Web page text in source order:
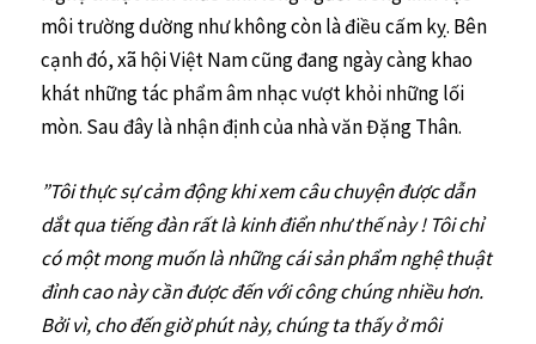
môi trường dường như không còn là điều cấm kỵ. Bên
cạnh đó, xã hội Việt Nam cũng đang ngày càng khao
khát những tác phẩm âm nhạc vượt khỏi những lối
mòn. Sau đây là nhận định của nhà văn Đặng Thân.
”Tôi thực sự cảm động khi xem câu chuyện được dẫn
dắt qua tiếng đàn rất là kinh điển như thế này ! Tôi chỉ
có một mong muốn là những cái sản phẩm nghệ thuật
đỉnh cao này cần được đến với công chúng nhiều hơn.
Bởi vì, cho đến giờ phút này, chúng ta thấy ở môi